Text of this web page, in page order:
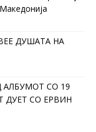
ДУШАТА НА
АЛБУМОТ СО 19
ДУЕТ СО ЕРВИН